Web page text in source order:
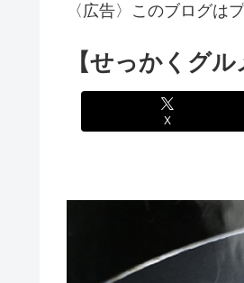
〈広告〉このブログは
【せっかくグ
X